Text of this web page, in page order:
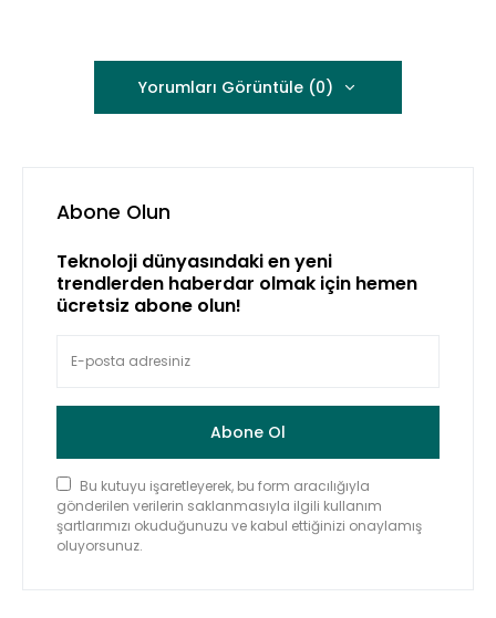
Yorumları Görüntüle (0)
Abone Olun
Teknoloji dünyasındaki en yeni
trendlerden haberdar olmak için hemen
ücretsiz abone olun!
Abone Ol
Bu kutuyu işaretleyerek, bu form aracılığıyla
gönderilen verilerin saklanmasıyla ilgili kullanım
şartlarımızı okuduğunuzu ve kabul ettiğinizi onaylamış
oluyorsunuz.